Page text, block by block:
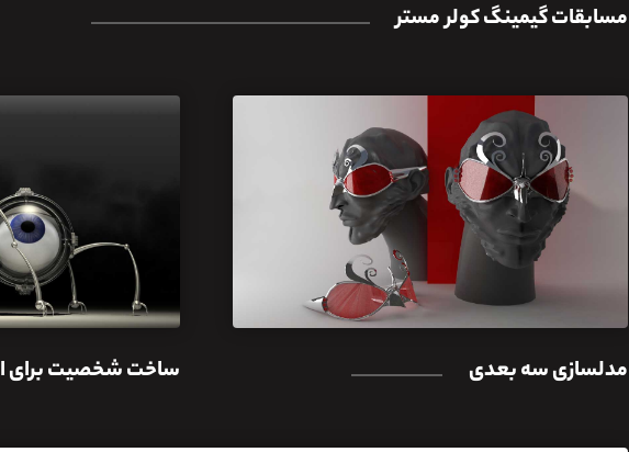
مسابقات گیمینگ کولر مستر
مدلسازی سه بعدی ساخت شخصیت برای